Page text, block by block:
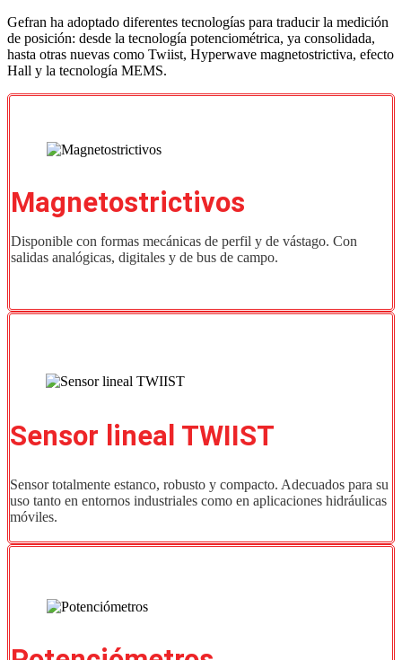
Gefran ha adoptado diferentes tecnologías para traducir la medición
de posición: desde la tecnología potenciométrica, ya consolidada,
hasta otras nuevas como Twiist, Hyperwave magnetostrictiva, efecto
Hall y la tecnología MEMS.
Magnetostrictivos
Disponible con formas mecánicas de perfil y de vástago. Con
salidas analógicas, digitales y de bus de campo.
Sensor lineal TWIIST
Sensor totalmente estanco, robusto y compacto. Adecuados para su
uso tanto en entornos industriales como en aplicaciones hidráulicas
móviles.